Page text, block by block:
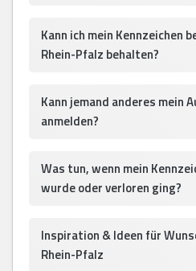
Kann ich mein Kennzeichen
Rhein-Pfalz behalten?
Kann jemand anderes mein
anmelden?
Was tun, wenn mein
wurde oder verloren ging?
Inspiration & Ideen für
Rhein-Pfalz